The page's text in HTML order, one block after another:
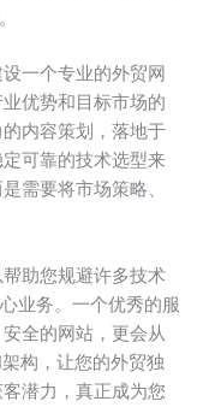
一个专业的外贸网
优势和目标市场的
内容策划，落地于
可靠的技术选型来
需要将市场策略、
助您规避许多技术
业务。一个优秀的服
全的网站，更会从
构，让您的外贸独
潜力，真正成为您